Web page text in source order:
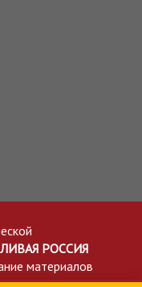
РОССИЯ
материалов
spravedlivo.ru